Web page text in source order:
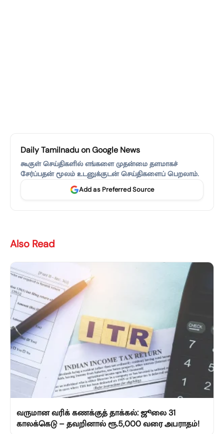
Daily Tamilnadu on Google News
கூகுள் செய்திகளில் எங்களை முதன்மை தளமாகச்
சேர்ப்பதன் மூலம் உடனுக்குடன் செய்திகளைப் பெறலாம்.
Add as Preferred Source
Also Read
வருமான வரிக் கணக்குத் தாக்கல்: ஜூலை 31
காலக்கெடு – தவறினால் ரூ.5,000 வரை அபராதம்!